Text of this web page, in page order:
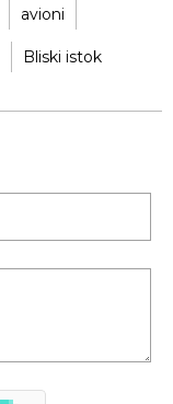
avioni
Bliski istok